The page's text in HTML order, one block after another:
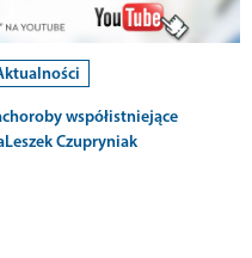
choroby współistniejące
Leszek Czupryniak